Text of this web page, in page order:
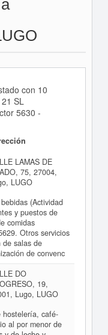
con 10
SL
5630 -
LAMAS DE
75, 27004,
LUGO
(Actividad
y puestos de
comidas
Otros servicios
de salas de
de convenc
DO
19,
Lugo, LUGO
hostelería, café-
al por menor de